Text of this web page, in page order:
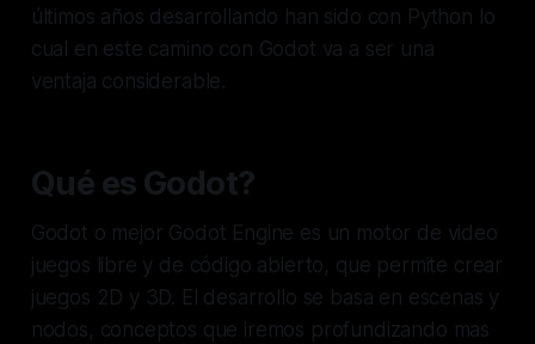
últimos años desarrollando han sido con Python lo
cual en este camino con Godot va a ser una
ventaja considerable.
Qué es Godot?
Godot o mejor Godot Engine es un motor de video
juegos libre y de código abierto, que permite crear
juegos 2D y 3D. El desarrollo se basa en escenas y
nodos, conceptos que iremos profundizando mas